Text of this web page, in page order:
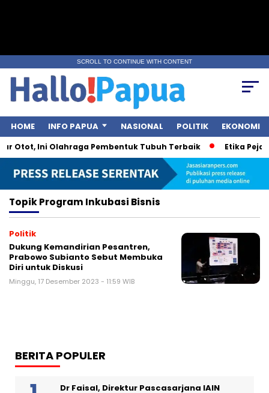
SCROLL TO CONTINUE WITH CONTENT
HOME INFO PAPUA NASIONAL POLITIK EKONOMI
Otot, Ini Olahraga Pembentuk Tubuh Terbaik Etika
TopikProgram Inkubasi Bisnis
Politik
Dukung Kemandirian Pesantren,
Prabowo Subianto Sebut Membuka
Diri untuk Diskusi
Minggu, 17 Desember 2023 - 11:59 WIB
BERITA POPULER
Dr Faisal, Direktur Pascasarjana IAIN